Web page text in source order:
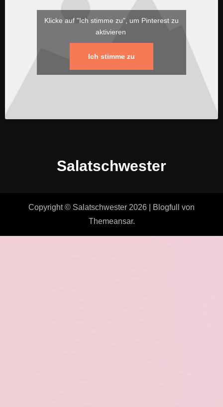
Klicke auf "Ich stimme zu", um Pinterest zu
aktivieren
Ich stimme zu
Salatschwester
Copyright © Salatschwester 2026 Blogfull
von
Themeansar.